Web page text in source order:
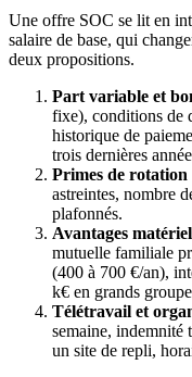
Une offre SOC se lit en
salaire de base, qui
deux propositions.
Part variable et
fixe), conditions de
historique de
trois dernières
Primes de rotation
astreintes, nombre
plafonnés.
Avantages
mutuelle familiale
(400 à 700 €/an),
k€ en grands
Télétravail et
semaine, indemnité
un site de repli,